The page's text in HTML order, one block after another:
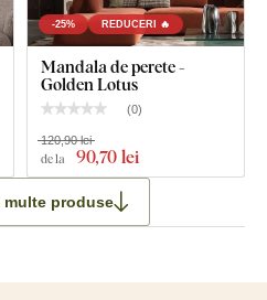
-25% REDUCERI 🔥
Mandala de perete -
Golden Lotus
(0)
de la 90,70 lei
120,90 lei
multe produse